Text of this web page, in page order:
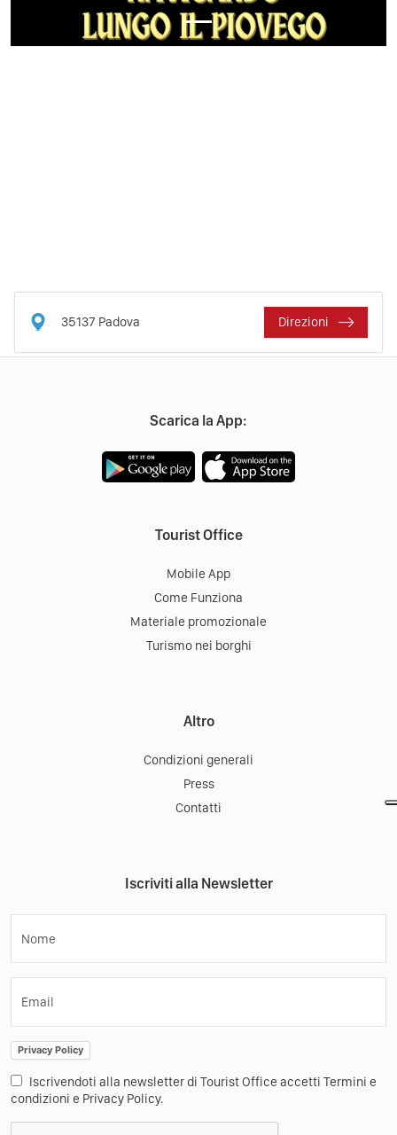
35137 Padova Direzioni
Scarica la App:
Tourist Office
Mobile App
Come Funziona
Materiale promozionale
Turismo nei borghi
Altro
Condizioni generali
Press
Contatti
Iscriviti alla Newsletter
Nome
Email
Privacy Policy
Iscrivendoti alla newsletter di Tourist Office accetti Termini e
condizioni e Privacy Policy.